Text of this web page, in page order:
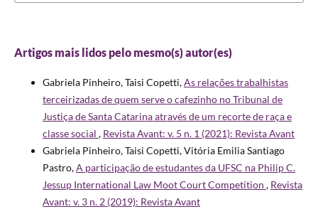
Artigos mais lidos pelo mesmo(s) autor(es)
Gabriela Pinheiro, Taisi Copetti,As relações trabalhistas
terceirizadas de quem serve o cafezinho no Tribunal de
Justiça de Santa Catarina através de um recorte de raça e
classe social , Revista Avant: v. 5 n. 1 (2021): Revista Avant
Gabriela Pinheiro, Taisi Copetti, Vitória Emilia Santiago
Pastro,A participação de estudantes da UFSC na Philip C.
Jessup International Law Moot Court Competition , Revista
Avant: v. 3 n. 2 (2019): Revista Avant